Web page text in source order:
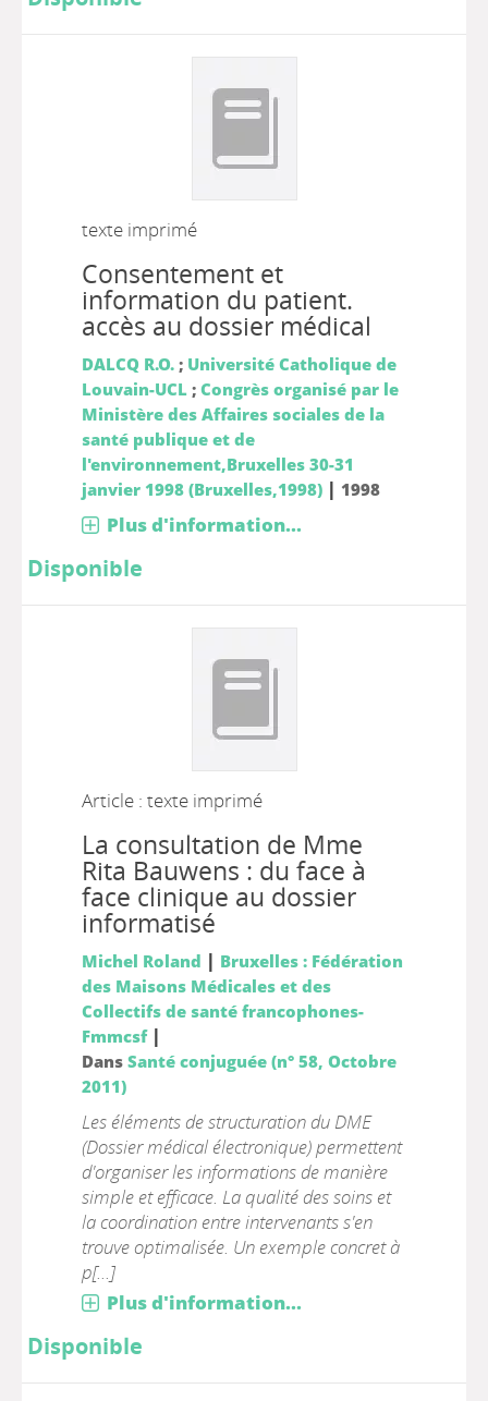
texte imprimé
Consentement et
information du patient.
accès au dossier médical
DALCQ R.O.; Université Catholique de
Louvain-UCL; Congrès organisé par le
Ministère des Affaires sociales de la
santé publique et de
l'environnement,Bruxelles 30-31
janvier 1998 (Bruxelles,1998) | 1998
Plus d'information...
Disponible
Article : texte imprimé
La consultation de Mme
Rita Bauwens : du face à
face clinique au dossier
informatisé
Michel Roland | Bruxelles : Fédération
des Maisons Médicales et des
Collectifs de santé francophones-
Fmmcsf|
Dans Santé conjuguée (n° 58, Octobre
2011)
Les éléments de structuration du DME
(Dossier médical électronique) permettent
d'organiser les informations de manière
simple et efficace. La qualité des soins et
la coordination entre intervenants s'en
trouve optimalisée. Un exemple concret à
p[...]
Plus d'information...
Disponible